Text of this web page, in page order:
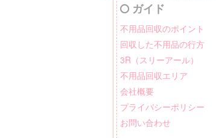
ガイド
不用品回収のポイント
回収した不用品の行方
3R（スリーアール）
不用品回収エリア
会社概要
プライバシーポリシー
お問い合わせ